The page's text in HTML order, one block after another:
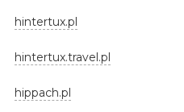
hintertux.pl
hintertux.travel.pl
hippach.pl